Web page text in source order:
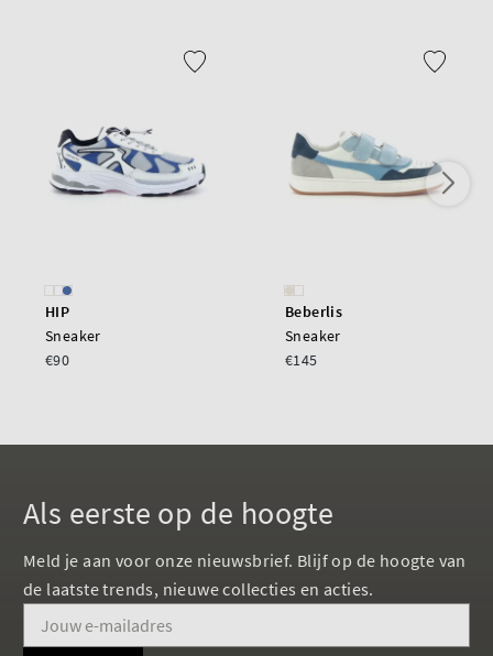
HIP
Sneaker
€90
Beberlis
Sneaker
€145
Als eerste op de hoogte
Meld je aan voor onze nieuwsbrief. Blijf op de hoogte van
de laatste trends, nieuwe collecties en acties.